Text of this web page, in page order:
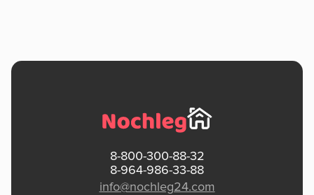
8-800-300-88-32
8-964-986-33-88
info@nochleg24.com